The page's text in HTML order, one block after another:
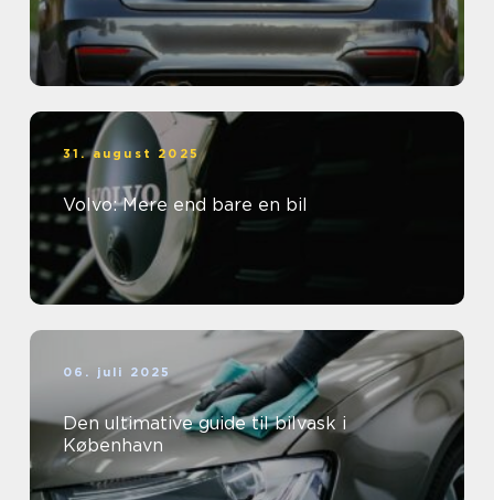
31. august 2025
Volvo: Mere end bare en bil
06. juli 2025
Den ultimative guide til bilvask i
København